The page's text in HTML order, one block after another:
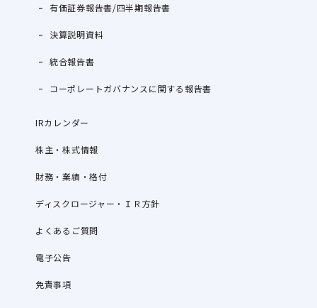
有価証券報告書/四半期報告書
決算説明資料
統合報告書
コーポレートガバナンスに関する報告書
IRカレンダー
株主・株式情報
財務・業績・格付
ディスクロージャー・ＩＲ方針
よくあるご質問
電子公告
免責事項